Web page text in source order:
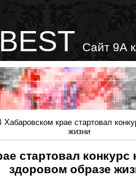
Сайт 9А
Хабаровском крае стартовал
жизни
стартовал конкурс
здоровом образе